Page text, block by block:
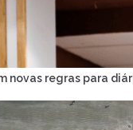
novas regras para